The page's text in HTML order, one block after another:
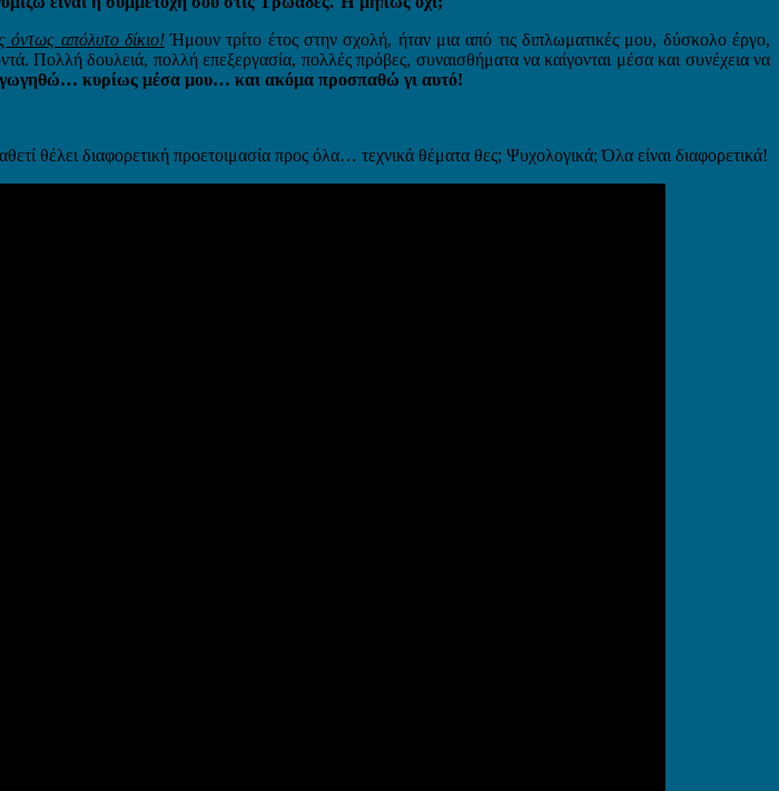
όντως απόλυτο δίκιο!Ήμουν τρίτο έτος στην σχολή, ήταν μια από τις διπλωματικές μου, δύσκολο έργο,
Πολλή δουλειά, πολλή επεξεργασία, πολλές πρόβες, συναισθήματα να καίγονται μέσα και συνέχεια να
κυρίως μέσα μου… και ακόμα προσπαθώ γι αυτό!
θέλει διαφορετική προετοιμασία προς όλα… τεχνικά θέματα θες; Ψυχολογικά; Όλα είναι διαφορετικά!